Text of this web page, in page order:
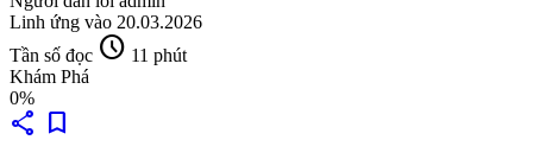
Linh ứng vào 20.03.2026
Tần số đọc schedule 11 phút
Khám Phá
0%
share bookmark